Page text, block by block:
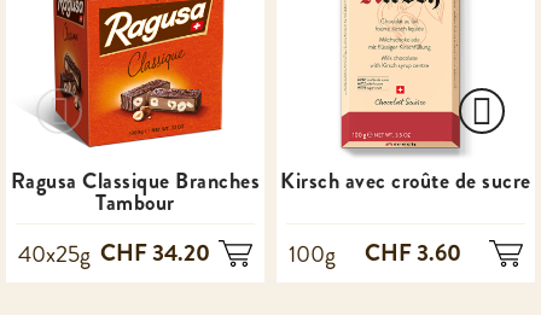
Ragusa Classique Branches
Tambour
40x25g CHF 34.20
Kirsch avec croûte de sucre
100g CHF 3.60